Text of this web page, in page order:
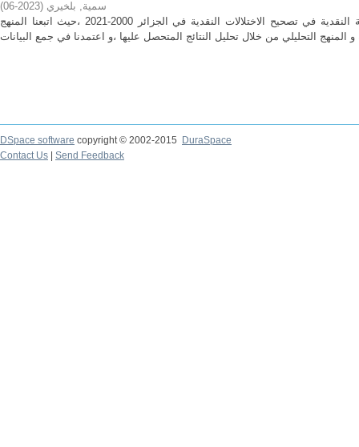
سمية, بلخيري (
2023-06
)
هدفت الدراسة للبحث عن فعالية السياسة النقدية في تصحيح الاختلالات النقدية في الجزائر 2000-2021 ،حيث اتبعنا المنهج
DSpace software copyright © 2002-2015
DuraSpace
Contact Us
Send Feedback